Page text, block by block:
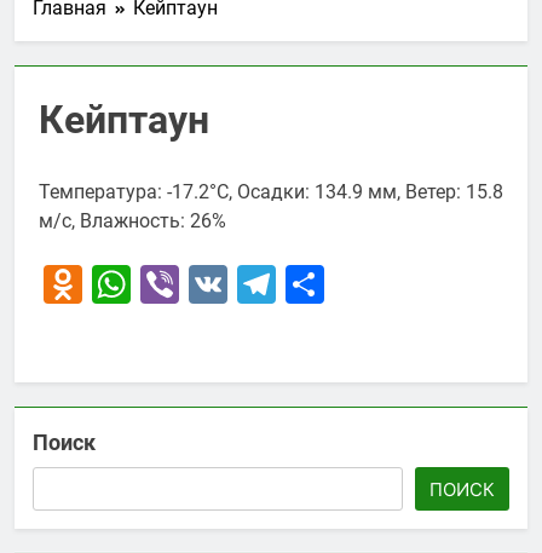
Главная Кейптаун
Кейптаун
Температура: -17.2°C, Осадки: 134.9 мм, Ветер: 15.8
м/с, Влажность: 26%
Odnoklassniki
WhatsApp
Viber
VK Telegram
Поиск
ПОИСК